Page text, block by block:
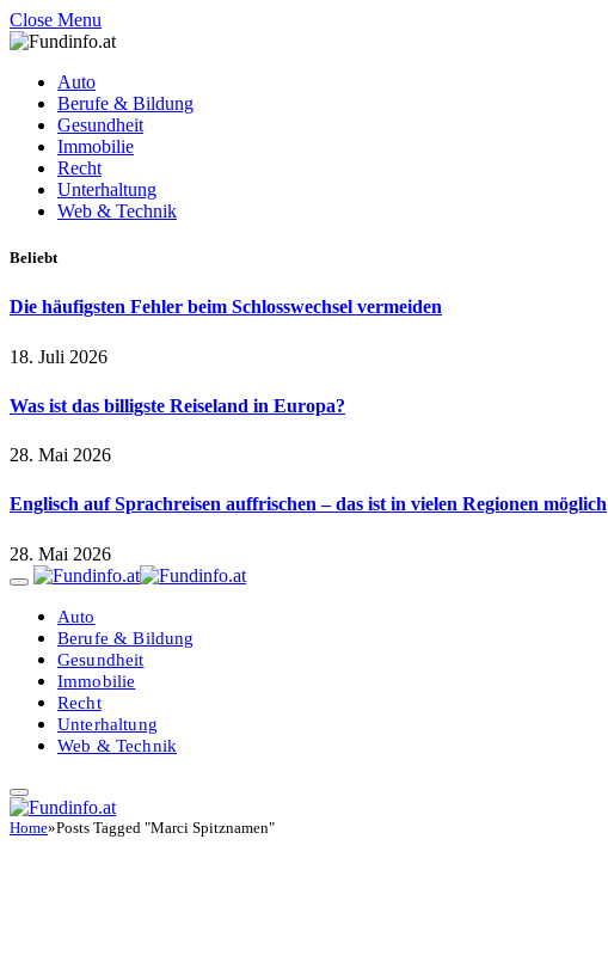
Close Menu
Auto
Berufe & Bildung
Gesundheit
Immobilie
Recht
Unterhaltung
Web & Technik
Beliebt
Die häufigsten Fehler beim Schlosswechsel vermeiden
18. Juli 2026
Was ist das billigste Reiseland in Europa?
28. Mai 2026
Englisch auf Sprachreisen auffrischen – das ist in vielen Regionen möglich
28. Mai 2026
Auto
Berufe & Bildung
Gesundheit
Immobilie
Recht
Unterhaltung
Web & Technik
Home»Posts Tagged "Marci Spitznamen"